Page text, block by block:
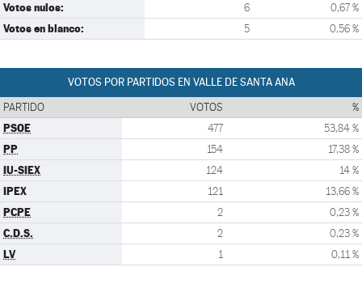
Votos nulos: 6 0,67 %
Votos en blanco: 5 0,56 %
VOTOS POR PARTIDOS EN VALLE DE SANTA ANA
PARTIDO VOTOS %
PSOE 477 53,84 %
PP 154 17,38 %
IU-SIEX 124 14 %
IPEX 121 13,66 %
PCPE 2 0,23 %
C.D.S. 2 0,23 %
LV 1 0,11 %